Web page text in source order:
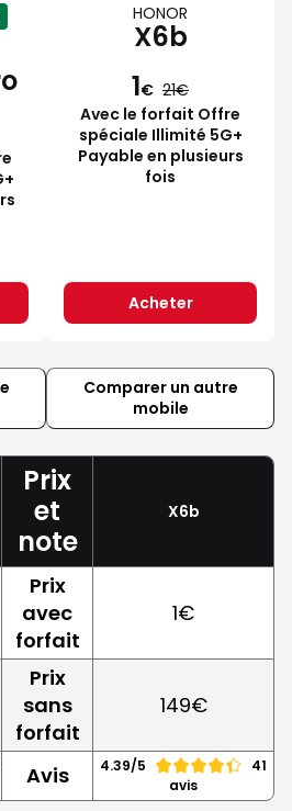
HONOR
X6b
1€ 21
Avec le forfait Offre
spéciale Illimité 5G+
Payable en plusieurs
fois
Acheter
Comparer un autre
mobile
Prix
et
note
X6b
Prix
avec
forfait
1€
Prix
sans
forfait
149€
Avis 4.39/5
41
avis